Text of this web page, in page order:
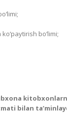
bo‘limi;
bilan